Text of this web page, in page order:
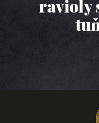
ravioly